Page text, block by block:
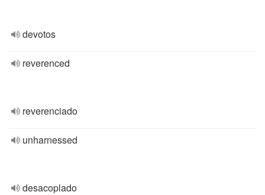
devotos
reverenced
reverenciado
unharnessed
desacoplado